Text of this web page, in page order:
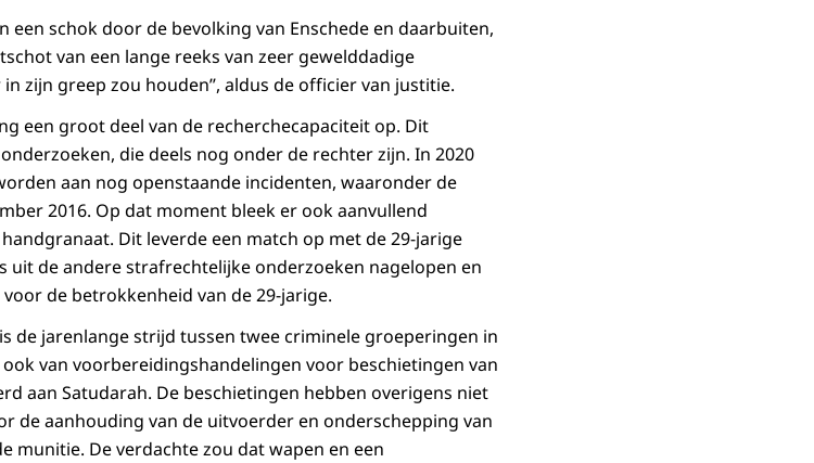
een schok door de bevolking van Enschede en daarbuiten,
van een lange reeks van zeer gewelddadige
zijn greep zou houden’’, aldus de officier van justitie.
een groot deel van de recherchecapaciteit op. Dit
die deels nog onder de rechter zijn. In 2020
aan nog openstaande incidenten, waaronder de
2016. Op dat moment bleek er ook aanvullend
Dit leverde een match op met de 29-jarige
uit de andere strafrechtelijke onderzoeken nagelopen en
de betrokkenheid van de 29-jarige.
de jarenlange strijd tussen twee criminele groeperingen in
van voorbereidingshandelingen voor beschietingen van
aan Satudarah. De beschietingen hebben overigens niet
de aanhouding van de uitvoerder en onderschepping van
munitie. De verdachte zou dat wapen en een